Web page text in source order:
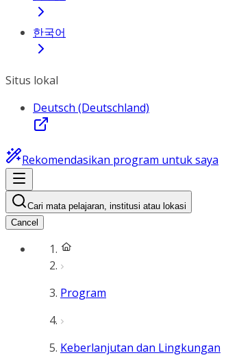
한국어
Situs lokal
Deutsch (Deutschland)
Rekomendasikan program untuk saya
Cari mata pelajaran, institusi atau lokasi
Cancel
Program
Keberlanjutan dan Lingkungan